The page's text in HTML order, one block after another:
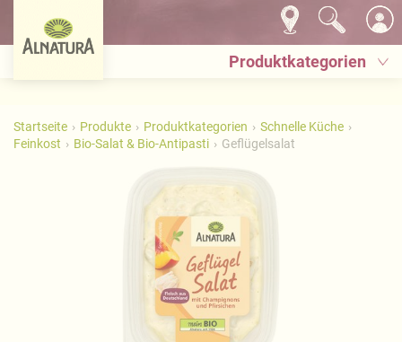
Produktkategorien
Startseite Produkte Produktkategorien
Schnelle Küche
Feinkost
Bio-Salat & Bio-Antipasti Geflügelsalat